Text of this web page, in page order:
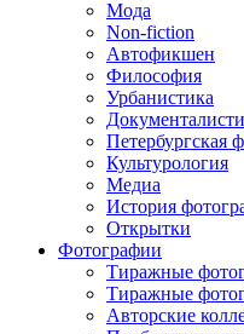
Мода
Non-fiction
Автофикшен
Философия
Урбанистика
Петербургская
Культурология
Медиа
История
Открытки
Фотографии
Тиражные
Тиражные
Авторские